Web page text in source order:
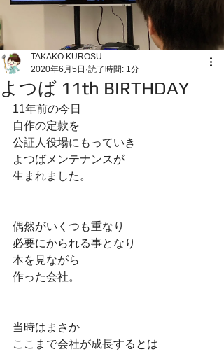
よつば 11th BIRTHDAY
TAKAKO KUROSU
2020年6月5日 読了時間: 1分
11年前の今日
自作の定款を
公証人役場にもっていき
よつばメンテナンスが
生まれました。
偶然がいくつも重なり
必要にかられる事となり
本を見ながら
作った会社。
当時はまさか
ここまで会社が成長するとは